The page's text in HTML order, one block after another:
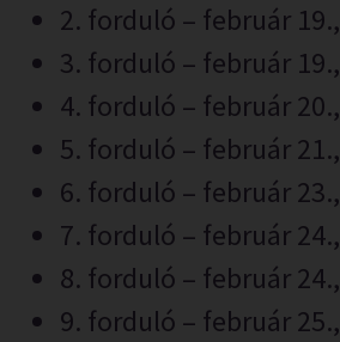
2. forduló – február
3. forduló – február
4. forduló – február
5. forduló – február
6. forduló – február
7. forduló – február
8. forduló – február
9. forduló – február